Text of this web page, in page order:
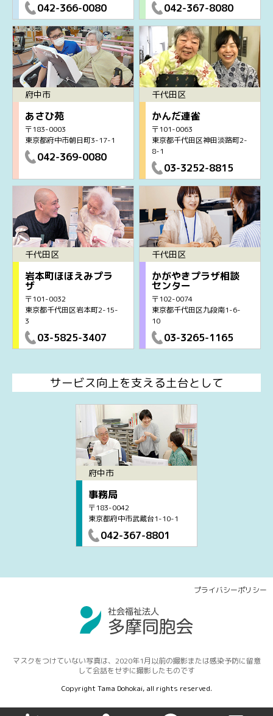
042-366-0080 042-367-8080
府中市
あさひ苑
〒183-0003
東京都府中市朝日町3-17-1
042-369-0080
千代田区
かんだ連雀
〒101-0063
東京都千代田区神田淡路町2-
8-1
03-3252-8815
千代田区
岩本町ほほえみプラ
ザ
〒101-0032
東京都千代田区岩本町2-15-
3
03-5825-3407
千代田区
かがやきプラザ相談
センター
〒102-0074
東京都千代田区九段南1-6-
10
03-3265-1165
サービス向上を支える土台として
府中市
事務局
〒183-0042
東京都府中市武蔵台1-10-1
042-367-8801
プライバシーポリシー
マスクをつけていない写真は、2020年1月以前の撮影または感染予防に留意
して会話をせずに撮影したものです
Copyright Tama Dohokai, all rights reserved.